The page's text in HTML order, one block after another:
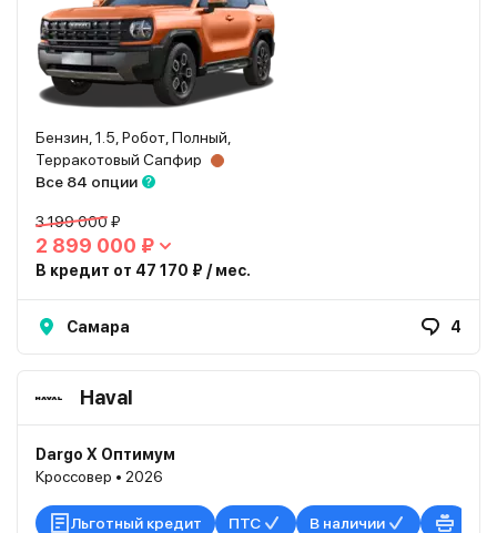
Бензин, 1.5, Робот, Полный,
Терракотовый Сапфир
Все 84 опции
3 199 000 ₽
2 899 000 ₽
В кредит от 47 170 ₽ / мес.
Самара 4
Haval
Dargo X Оптимум
Кроссовер • 2026
Льготный кредит ПТС В наличии